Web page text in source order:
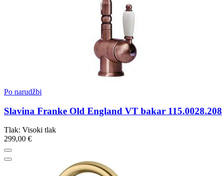
Po narudžbi
Slavina Franke Old England VT bakar 115.0028.208
Tlak: Visoki tlak
299,00 €